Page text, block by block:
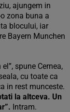
ajungem in
zona buna a
blocului, iar
Bayern Munchen
spune Cernea,
cu toate ca
in rest munceste.
la altceva. Un
Intram.